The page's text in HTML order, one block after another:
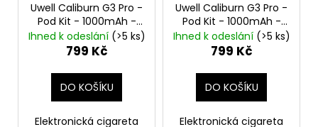
Uwell Caliburn G3 Pro -
Pod Kit - 1000mAh -
Space Gray
Ihned k odeslání (>5 ks)
799 Kč
DO KOŠÍKU
Elektronická cigareta
Uwell Caliburn G3 Pro -
Pod Kit - 1000mAh -
Pacific Blue
Ihned k odeslání (>5 ks)
799 Kč
DO KOŠÍKU
Elektronická cigareta